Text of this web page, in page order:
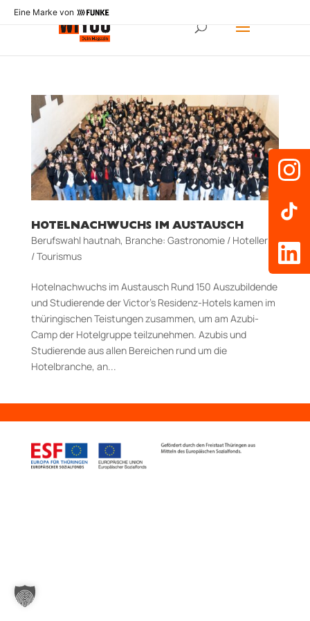
Eine Marke von
HOTELNACHWUCHS IM AUSTAUSCH
Berufswahl hautnah, Branche: Gastronomie / Hotellerie
/ Tourismus
Hotelnachwuchs im Austausch Rund 150 Auszubildende
und Studierende der Victor’s Residenz-Hotels kamen im
thüringischen Teistungen zusammen, um am Azubi-
Camp der Hotelgruppe teilzunehmen. Azubis und
Studierende aus allen Bereichen rund um die
Hotelbranche, an...